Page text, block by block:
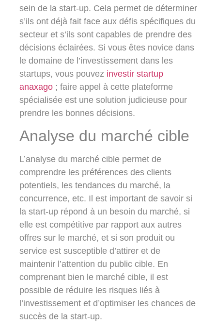
sein de la start-up. Cela permet de déterminer
s’ils ont déjà fait face aux défis spécifiques du
secteur et s’ils sont capables de prendre des
décisions éclairées. Si vous êtes novice dans
le domaine de l’investissement dans les
startups, vous pouvez investir startup
anaxago ; faire appel à cette plateforme
spécialisée est une solution judicieuse pour
prendre les bonnes décisions.
Analyse du marché cible
L’analyse du marché cible permet de
comprendre les préférences des clients
potentiels, les tendances du marché, la
concurrence, etc. Il est important de savoir si
la start-up répond à un besoin du marché, si
elle est compétitive par rapport aux autres
offres sur le marché, et si son produit ou
service est susceptible d’attirer et de
maintenir l’attention du public cible. En
comprenant bien le marché cible, il est
possible de réduire les risques liés à
l’investissement et d’optimiser les chances de
succès de la start-up.